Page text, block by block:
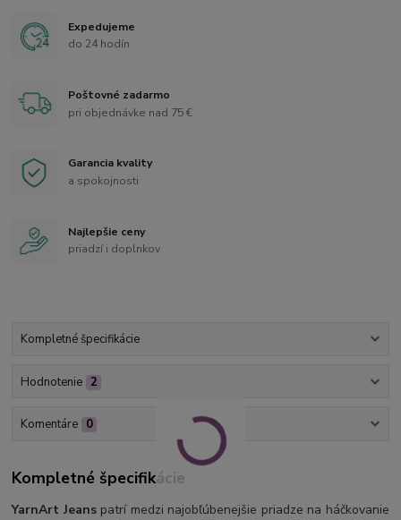
Expedujeme
do 24 hodín
Poštovné zadarmo
pri objednávke nad 75 €
Garancia kvality
a spokojnosti
Najlepšie ceny
priadzí i doplnkov
Kompletné špecifikácie
Hodnotenie 2
Komentáre 0
Kompletné špecifikácie
YarnArt Jeanspatrí medzi najobľúbenejšie priadze na háčkovanie